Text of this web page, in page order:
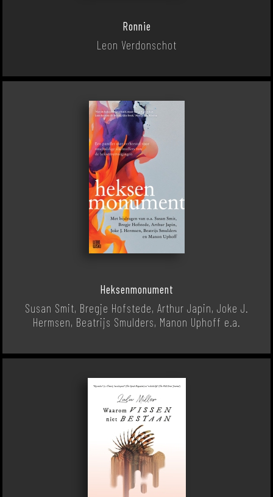
Ronnie
Leon Verdonschot
Heksenmonument
Susan Smit, Bregje Hofstede, Arthur Japin, Joke J.
Hermsen, Beatrijs Smulders, Manon Uphoff e.a.